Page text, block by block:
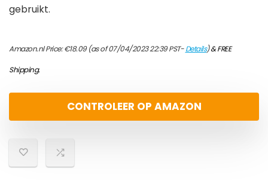
gebruikt.
Amazon.nl Price:€18.09(as of 07/04/2023 22:39 PST-Details)&FREE
Shipping.
CONTROLEER OP AMAZON